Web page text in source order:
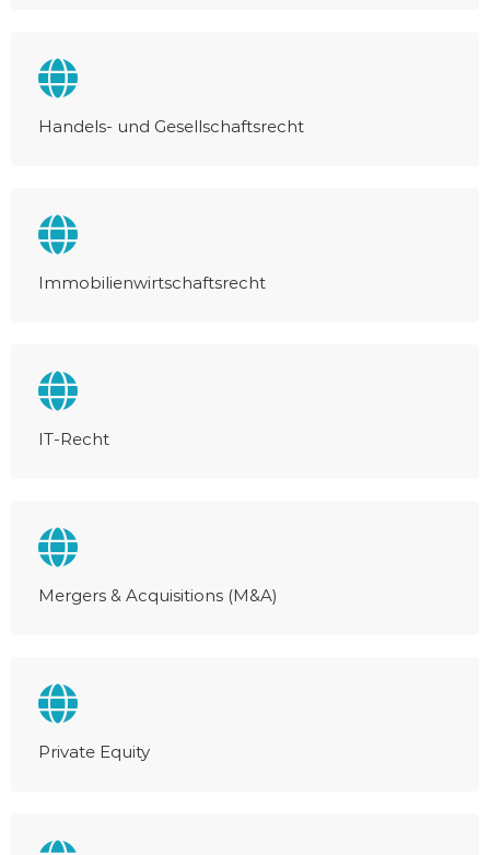
Handels- und Gesellschaftsrecht
Immobilienwirtschaftsrecht
IT-Recht
Mergers & Acquisitions (M&A)
Private Equity